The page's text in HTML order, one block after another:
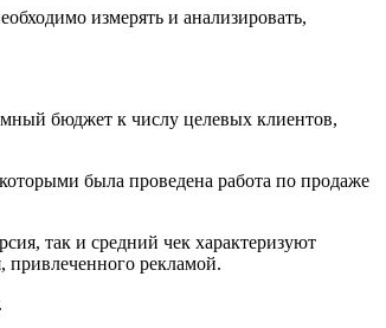
измерять и анализировать,
бюджет к числу целевых клиентов,
была проведена работа по продаже
так и средний чек характеризуют
привлеченного рекламой.